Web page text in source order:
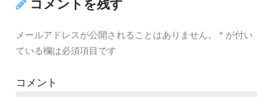
コメントを残す
メールアドレスが公開されることはありません。 *が付い
ている欄は必須項目です
コメント